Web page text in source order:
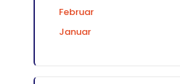
Februar
Januar